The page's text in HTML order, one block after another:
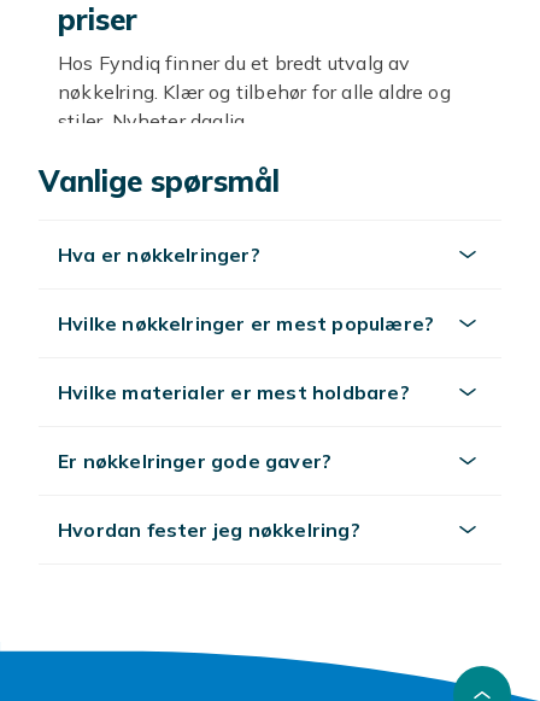
priser
Hos Fyndiq finner du et bredt utvalg av
nøkkelring. Klær og tilbehør for alle aldre og
stiler. Nyheter daglig.
Stil og kvalitet
etter stil og budsjett.
Semote
Vanlige spørsmål
Hva er nøkkelringer?
Hvilke nøkkelringer er mest populære?
Hvilke materialer er mest holdbare?
Er nøkkelringer gode gaver?
Hvordan fester jeg nøkkelring?